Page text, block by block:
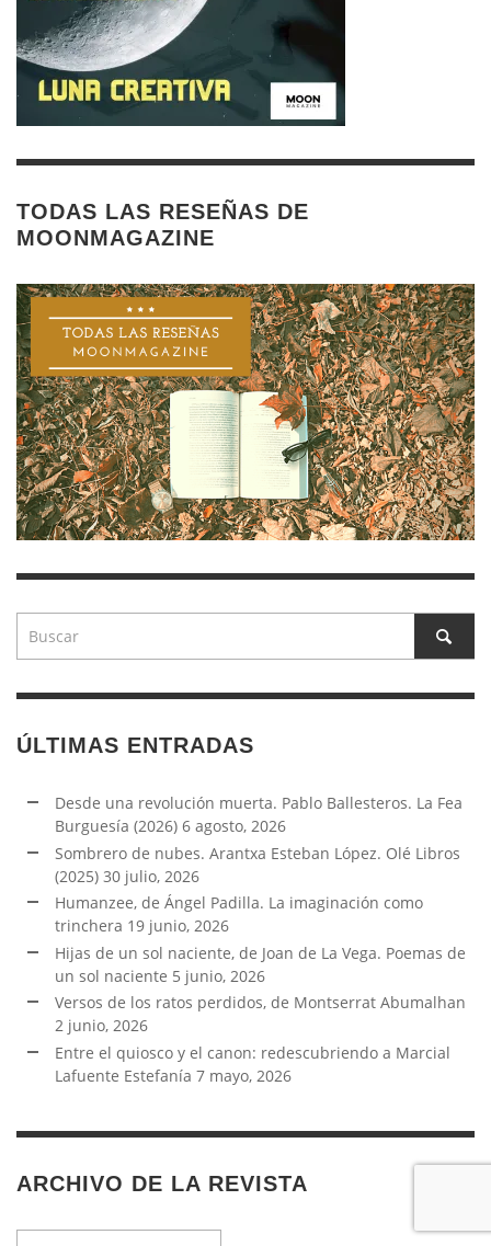
TODAS LAS RESEÑAS DE
MOONMAGAZINE
ÚLTIMAS ENTRADAS
Desde una revolución muerta. Pablo Ballesteros. La Fea
Burguesía (2026) 6 agosto, 2026
Sombrero de nubes. Arantxa Esteban López. Olé Libros
(2025) 30 julio, 2026
Humanzee, de Ángel Padilla. La imaginación como
trinchera 19 junio, 2026
Hijas de un sol naciente, de Joan de La Vega. Poemas de
un sol naciente 5 junio, 2026
Versos de los ratos perdidos, de Montserrat Abumalhan
2 junio, 2026
Entre el quiosco y el canon: redescubriendo a Marcial
Lafuente Estefanía 7 mayo, 2026
ARCHIVO DE LA REVISTA